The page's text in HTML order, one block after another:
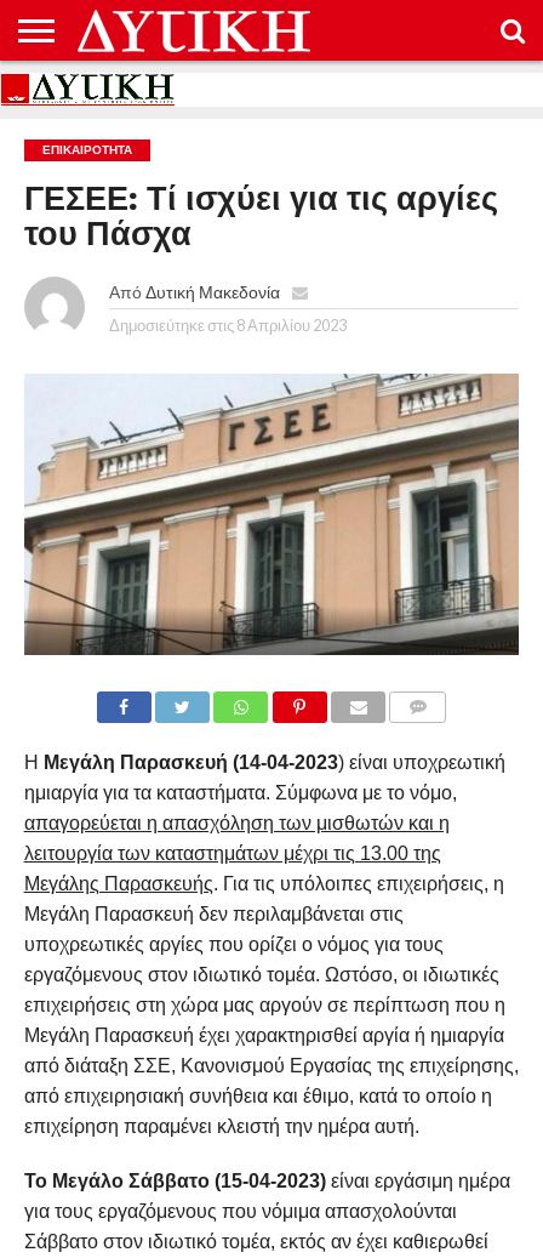
ΑΡΧΙΚΉ
ΕΠΙΚΟΙΝΩΝΊΑ
ΌΡΟΙ
ΠΡΟΣΤΑΣΊΑ
ΔΕΔΟΜΈΝΩΝ
ΕΠΙΚΑΙΡΟΤΗΤΑ
ΓΕΣΕΕ: Τί ισχύει για τις αργίες
του Πάσχα
Από Δυτική Μακεδονία
Δημοσιεύτηκε στις 8 Απριλίου 2023
Η Μεγάλη Παρασκευή (14-04-2023) είναι υποχρεωτική
ημιαργία για τα καταστήματα. Σύμφωνα με το νόμο,
απαγορεύεται η απασχόληση των μισθωτών και η
λειτουργία των καταστημάτων μέχρι τις 13.00 της
Μεγάλης Παρασκευής. Για τις υπόλοιπες επιχειρήσεις, η
Μεγάλη Παρασκευή δεν περιλαμβάνεται στις
υποχρεωτικές αργίες που ορίζει ο νόμος για τους
εργαζόμενους στον ιδιωτικό τομέα. Ωστόσο, οι ιδιωτικές
επιχειρήσεις στη χώρα μας αργούν σε περίπτωση που η
Μεγάλη Παρασκευή έχει χαρακτηρισθεί αργία ή ημιαργία
από διάταξη ΣΣΕ, Κανονισμού Εργασίας της επιχείρησης,
από επιχειρησιακή συνήθεια και έθιμο, κατά το οποίο η
επιχείρηση παραμένει κλειστή την ημέρα αυτή.
Το Μεγάλο Σάββατο (15-04-2023) είναι εργάσιμη ημέρα
για τους εργαζόμενους που νόμιμα απασχολούνται
Σάββατο στον ιδιωτικό τομέα, εκτός αν έχει καθιερωθεί